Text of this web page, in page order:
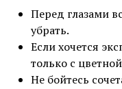
Перед глазами
убрать.
Если хочется
только с
Не бойтесь